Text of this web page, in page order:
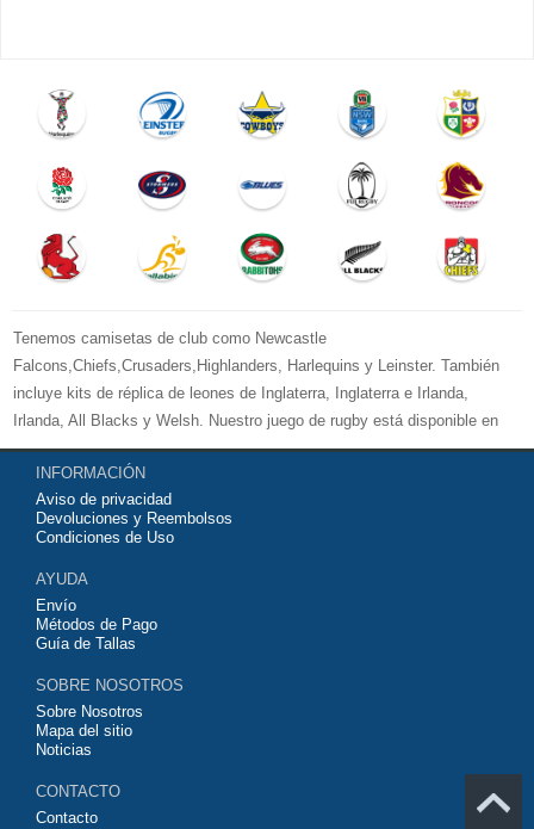
Tenemos camisetas de club como Newcastle
Falcons,Chiefs,Crusaders,Highlanders, Harlequins y Leinster. También
incluye kits de réplica de leones de Inglaterra, Inglaterra e Irlanda,
Irlanda, All Blacks y Welsh. Nuestro juego de rugby está disponible en
versiones para mujeres, hombres y niños. Bienvenido a comprar su
camiseta de rugby 2026 baratas
equipo de club favorito o equipo nacional.
INFORMACIÓN
Aviso de privacidad
Devoluciones y Reembolsos
Condiciones de Uso
AYUDA
Envío
Métodos de Pago
Guía de Tallas
SOBRE NOSOTROS
Sobre Nosotros
Mapa del sitio
Noticias
CONTACTO
Contacto